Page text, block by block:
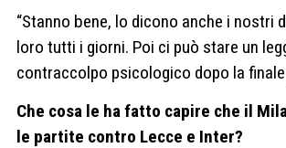
“Stanno bene, lo dicono anche i nostri
loro tutti i giorni. Poi ci può stare un
contraccolpo psicologico dopo la finale
Che cosa le ha fatto capire che il
le partite contro Lecce e Inter?